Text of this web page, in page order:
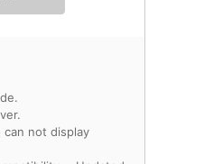
can not display